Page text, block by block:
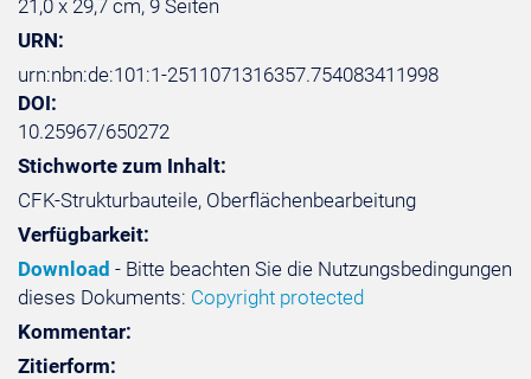
21,0 x 29,7 cm, 9 Seiten
URN:
urn:nbn:de:101:1-2511071316357.754083411998
DOI:
10.25967/650272
Stichworte zum Inhalt:
CFK-Strukturbauteile, Oberflächenbearbeitung
Verfügbarkeit:
Download - Bitte beachten Sie die Nutzungsbedingungen
dieses Dokuments: Copyright protected
Kommentar:
Zitierform: